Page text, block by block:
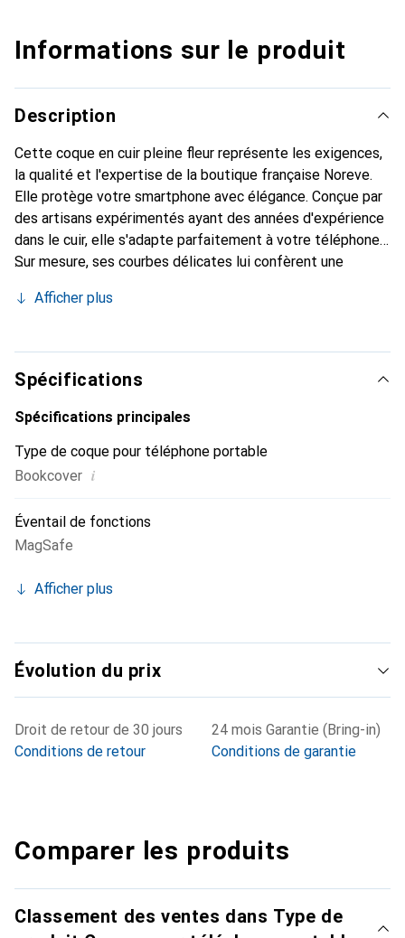
Informations sur le produit
Description
Cette coque en cuir pleine fleur représente les exigences,
la qualité et l'expertise de la boutique française Noreve.
Elle protège votre smartphone avec élégance. Conçue par
des artisans expérimentés ayant des années d'expérience
dans le cuir, elle s'adapte parfaitement à votre téléphone.
Sur mesure, ses courbes délicates lui confèrent une
indispensable pour votre smartphone. Reconnaître
marque Noreve est un choix fiable pour une clientèle
exigeante.
Afficher plus
Spécifications
Spécifications principales
Type de coque pour téléphone portable
Bookcover i
Éventail de fonctions
MagSafe
Afficher plus
Évolution du prix
Droit de retour de 30 jours
Conditions de retour
24 mois Garantie (Bring-in)
Conditions de garantie
Comparer les produits
Classement des ventes dans Type de